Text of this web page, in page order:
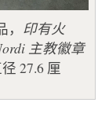
印有火
主教徽章
27.6 厘